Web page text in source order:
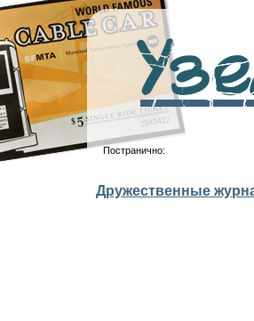
Постранично:
Дружественные